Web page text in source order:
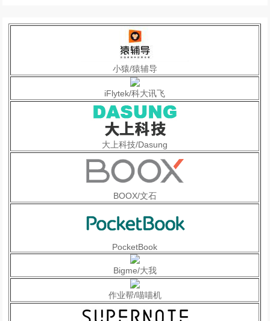
小猿/猿辅导
iFlytek/科大讯飞
大上科技/Dasung
BOOX/文石
PocketBook
Bigme/大我
作业帮/喵喵机